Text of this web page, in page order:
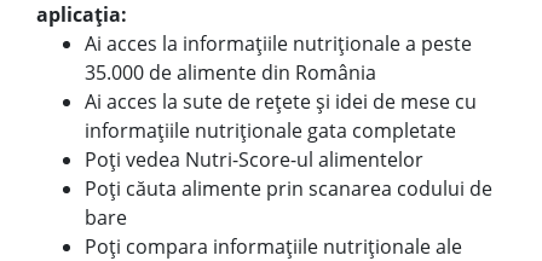
aplicația:
Ai acces la informațiile nutriționale a peste
35.000 de alimente din România
Ai acces la sute de rețete și idei de mese cu
informațiile nutriționale gata completate
Poți vedea Nutri-Score-ul alimentelor
Poți căuta alimente prin scanarea codului de
bare
Poți compara informațiile nutriționale ale